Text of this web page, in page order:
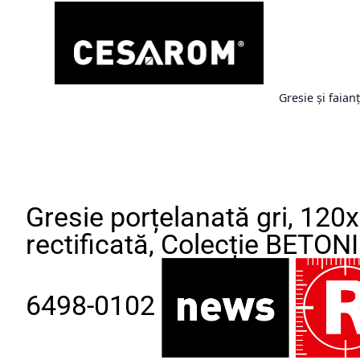
Gresie și
Gresie porțelanată gri,
rectificată, Colecție
6498-0102